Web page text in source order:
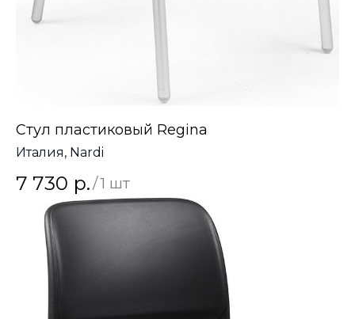
Стул пластиковый Regina
Италия, Nardi
7 730 р./1 шт